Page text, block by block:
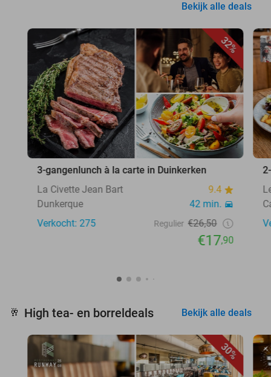
Bekijk alle deals
32%
3-gangenlunch à la carte in Duinkerken
La Civette Jean Bart
9.4
Dunkerque
42 min.
Verkocht: 275
Regulier €26,50
€17,90
🥂 High tea- en borreldeals Bekijk alle deals
30%